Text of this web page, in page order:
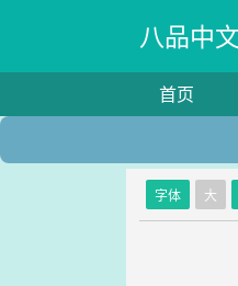
八品中
首页
字体 大